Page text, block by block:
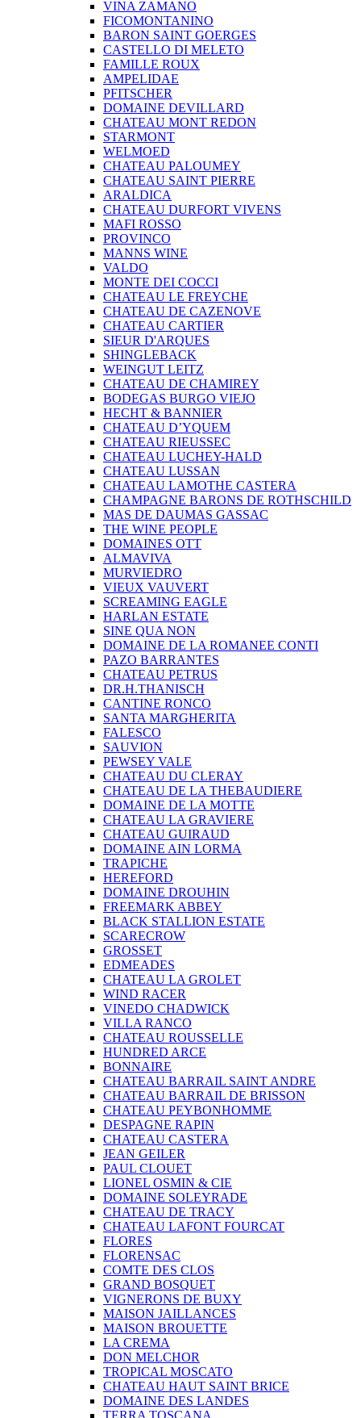
VINA ZAMANO
FICOMONTANINO
BARON SAINT GOERGES
CASTELLO DI MELETO
FAMILLE ROUX
AMPELIDAE
PFITSCHER
DOMAINE DEVILLARD
CHATEAU MONT REDON
STARMONT
WELMOED
CHATEAU PALOUMEY
CHATEAU SAINT PIERRE
ARALDICA
CHATEAU DURFORT VIVENS
MAFI ROSSO
PROVINCO
MANNS WINE
VALDO
MONTE DEI COCCI
CHATEAU LE FREYCHE
CHATEAU DE CAZENOVE
CHATEAU CARTIER
SIEUR D'ARQUES
SHINGLEBACK
WEINGUT LEITZ
CHATEAU DE CHAMIREY
BODEGAS BURGO VIEJO
HECHT & BANNIER
CHATEAU D’YQUEM
CHATEAU RIEUSSEC
CHATEAU LUCHEY-HALD
CHATEAU LUSSAN
CHATEAU LAMOTHE CASTERA
CHAMPAGNE BARONS DE ROTHSCHILD
MAS DE DAUMAS GASSAC
THE WINE PEOPLE
DOMAINES OTT
ALMAVIVA
MURVIEDRO
VIEUX VAUVERT
SCREAMING EAGLE
HARLAN ESTATE
SINE QUA NON
DOMAINE DE LA ROMANEE CONTI
PAZO BARRANTES
CHATEAU PETRUS
DR.H.THANISCH
CANTINE RONCO
SANTA MARGHERITA
FALESCO
SAUVION
PEWSEY VALE
CHATEAU DU CLERAY
CHATEAU DE LA THEBAUDIERE
DOMAINE DE LA MOTTE
CHATEAU LA GRAVIERE
CHATEAU GUIRAUD
DOMAINE AIN LORMA
TRAPICHE
HEREFORD
DOMAINE DROUHIN
FREEMARK ABBEY
BLACK STALLION ESTATE
SCARECROW
GROSSET
EDMEADES
CHATEAU LA GROLET
WIND RACER
VINEDO CHADWICK
VILLA RANCO
CHATEAU ROUSSELLE
HUNDRED ARCE
BONNAIRE
CHATEAU BARRAIL SAINT ANDRE
CHATEAU BARRAIL DE BRISSON
CHATEAU PEYBONHOMME
DESPAGNE RAPIN
CHATEAU CASTERA
JEAN GEILER
PAUL CLOUET
LIONEL OSMIN & CIE
DOMAINE SOLEYRADE
CHATEAU DE TRACY
CHATEAU LAFONT FOURCAT
FLORES
FLORENSAC
COMTE DES CLOS
GRAND BOSQUET
VIGNERONS DE BUXY
MAISON JAILLANCES
MAISON BROUETTE
LA CREMA
DON MELCHOR
TROPICAL MOSCATO
CHATEAU HAUT SAINT BRICE
DOMAINE DES LANDES
TERRA TOSCANA